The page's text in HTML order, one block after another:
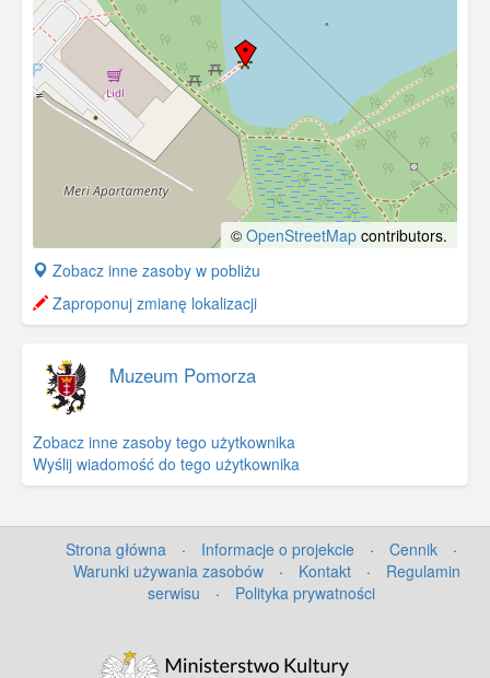
© OpenStreetMap contributors.
+
−
Zobacz inne zasoby w pobliżu
Zaproponuj zmianę lokalizacji
Muzeum Pomorza
Zobacz inne zasoby tego użytkownika
Wyślij wiadomość do tego użytkownika
Strona główna · Informacje o projekcie · Cennik
·
Warunki używania zasobów
· Kontakt ·
Regulamin
serwisu
· Polityka prywatności